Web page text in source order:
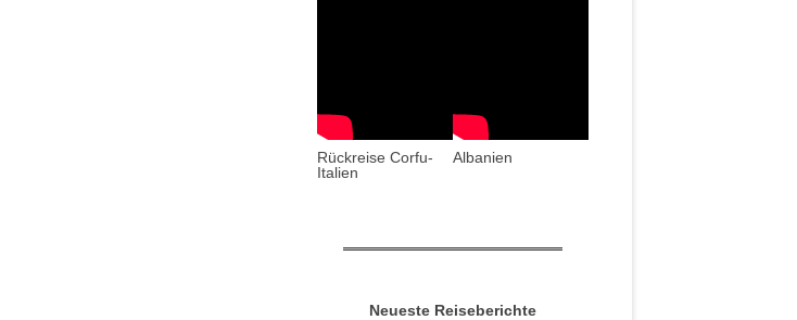
Rückreise Corfu-
Italien
Albanien
Neueste Reiseberichte